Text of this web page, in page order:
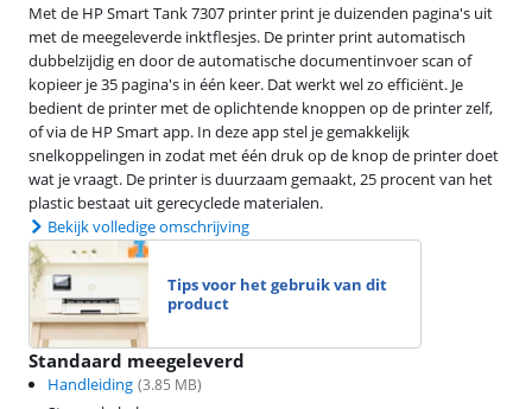
Met de HP Smart Tank 7307 printer print je duizenden pagina's uit
met de meegeleverde inktflesjes. De printer print automatisch
dubbelzijdig en door de automatische documentinvoer scan of
kopieer je 35 pagina's in één keer. Dat werkt wel zo efficiënt. Je
bedient de printer met de oplichtende knoppen op de printer zelf,
of via de HP Smart app. In deze app stel je gemakkelijk
snelkoppelingen in zodat met één druk op de knop de printer doet
wat je vraagt. De printer is duurzaam gemaakt, 25 procent van het
plastic bestaat uit gerecyclede materialen.
Bekijk volledige omschrijving
Tips voor het gebruik van dit
product
Standaard meegeleverd
Handleiding (3.85 MB)